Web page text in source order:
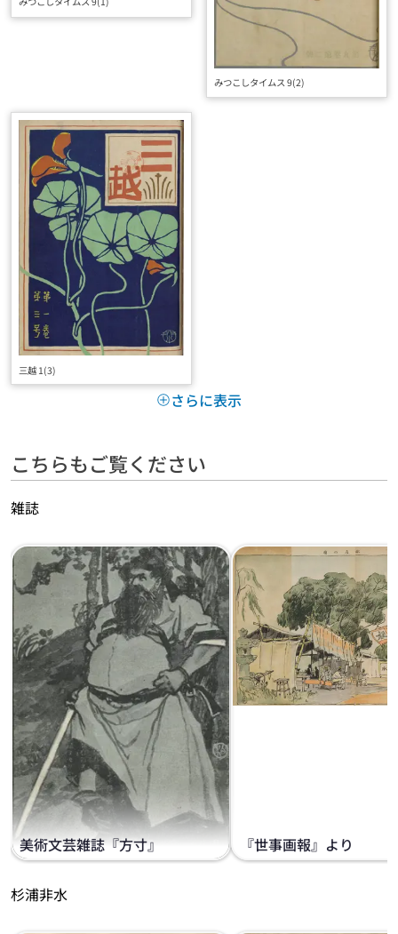
みつこしタイムス 9(2)
三越 1(3)
さらに表示
こちらもご覧ください
雑誌
美術文芸雑誌『方寸』 『世事画報』より
杉浦非水